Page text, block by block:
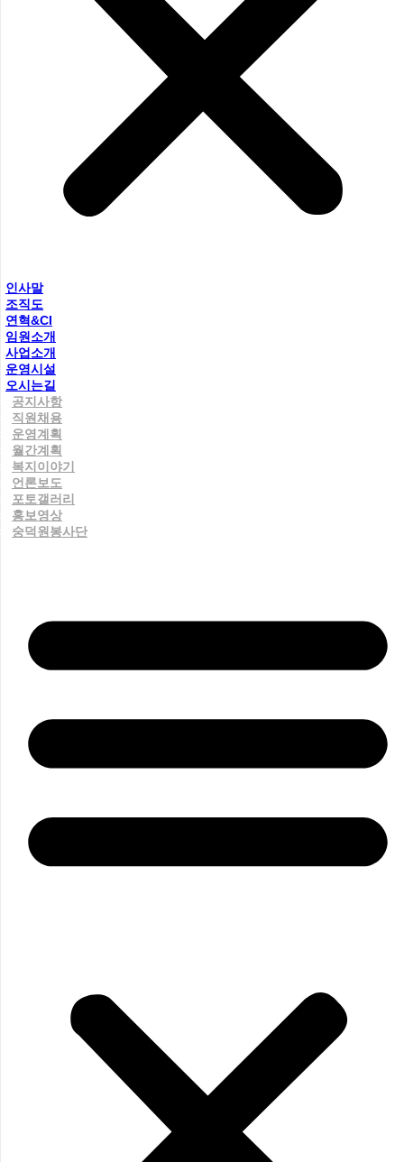
인사말
조직도
연혁&CI
임원소개
사업소개
운영시설
오시는길
공지사항
직원채용
운영계획
월간계획
복지이야기
언론보도
포토갤러리
홍보영상
숭덕원봉사단